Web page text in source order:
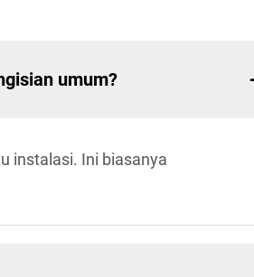
umum?
instalasi. Ini biasanya